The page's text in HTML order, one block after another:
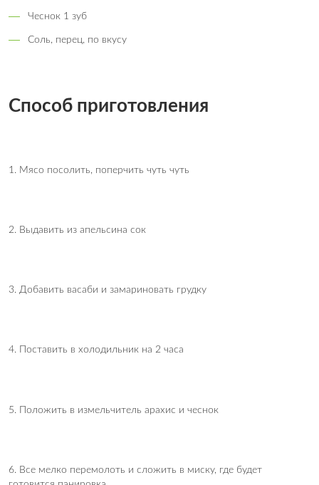
Чеснок 1 зуб
Соль, перец, по вкусу
Способ приготовления
1. Мясо посолить, поперчить чуть чуть
2. Выдавить из апельсина сок
3. Добавить васаби и замариновать грудку
4. Поставить в холодильник на 2 часа
5. Положить в измельчитель арахис и чеснок
6. Все мелко перемолоть и сложить в миску, где будет